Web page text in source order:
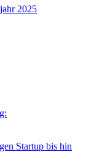
2025
Startup bis hin